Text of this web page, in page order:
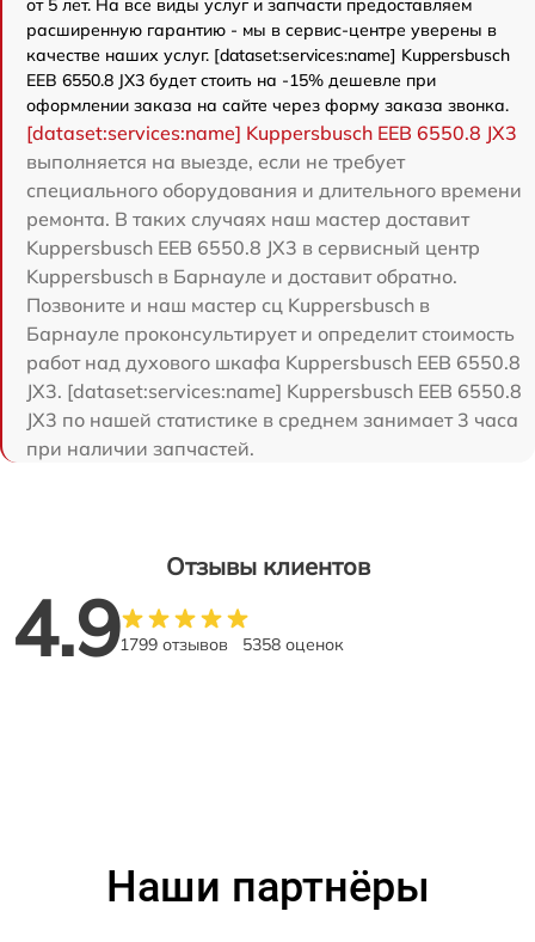
от 5 лет. На все виды услуг и запчасти предоставляем
расширенную гарантию - мы в сервис-центре уверены в
качестве наших услуг. [dataset:services:name] Kuppersbusch
EEB 6550.8 JX3 будет стоить на -15% дешевле при
оформлении заказа на сайте через форму заказа звонка.
[dataset:services:name] Kuppersbusch EEB 6550.8 JX3
выполняется на выезде, если не требует
специального оборудования и длительного времени
ремонта. В таких случаях наш мастер доставит
Kuppersbusch EEB 6550.8 JX3 в сервисный центр
Kuppersbusch в Барнауле и доставит обратно.
Позвоните и наш мастер сц Kuppersbusch в
Барнауле проконсультирует и определит стоимость
работ над духового шкафа Kuppersbusch EEB 6550.8
JX3. [dataset:services:name] Kuppersbusch EEB 6550.8
JX3 по нашей статистике в среднем занимает 3 часа
при наличии запчастей.
Отзывы клиентов
4.91799 отзывов 5358 оценок
Наши партнёры